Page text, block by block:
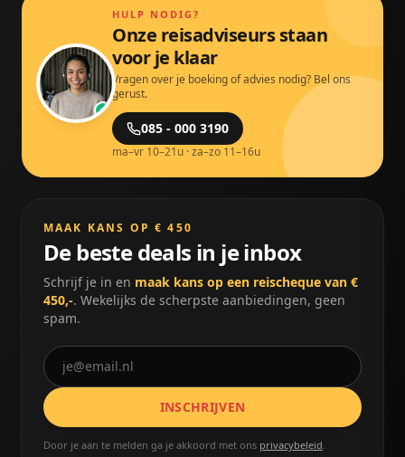
HULP NODIG?
Onze reisadviseurs staan
voor je klaar
Vragen over je boeking of advies nodig? Bel ons
gerust.
085 - 000 3190
ma–vr 10–21u · za–zo 11–16u
MAAK KANS OP € 450
De beste deals in je inbox
Schrijf je in en maak kans op een reischeque van €
450,-. Wekelijks de scherpste aanbiedingen, geen
spam.
INSCHRIJVEN
Door je aan te melden ga je akkoord met ons privacybeleid.